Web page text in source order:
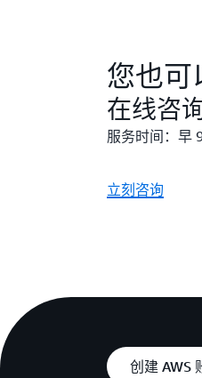
您也可
在线咨
服务时间：早
立刻咨询
创建 AWS